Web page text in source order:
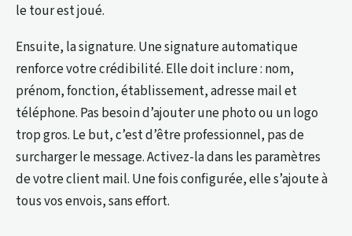
le tour est joué.
Ensuite, la signature. Une signature automatique
renforce votre crédibilité. Elle doit inclure : nom,
prénom, fonction, établissement, adresse mail et
téléphone. Pas besoin d’ajouter une photo ou un logo
trop gros. Le but, c’est d’être professionnel, pas de
surcharger le message. Activez-la dans les paramètres
de votre client mail. Une fois configurée, elle s’ajoute à
tous vos envois, sans effort.